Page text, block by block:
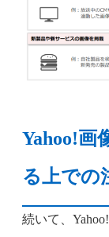
Yahoo!画
る上での
続いて、